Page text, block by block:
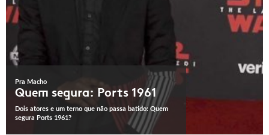
Pra Macho
Quem segura: Ports 1961
Dois atores e um terno que não passa batido: Quem
segura Ports 1961?